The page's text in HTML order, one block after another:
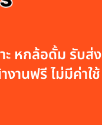
ะ หกล้อดั้ม รับส่ง
านฟรี ไม่มีค่าใช้